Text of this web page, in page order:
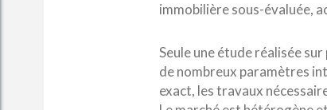
immobilière sous-évaluée,
Seule une étude réalisée
de nombreux paramètres
exact, les travaux